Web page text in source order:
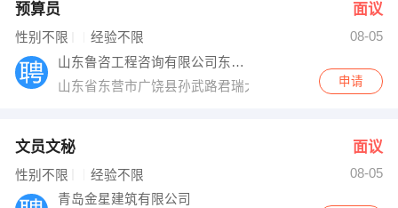
预算员 面议
性别不限 经验不限
08-05
山东鲁咨工程咨询有限公司东营分公司
山东省东营市广饶县孙武路君瑞大厦
申请
文员文秘 面议
性别不限 经验不限
08-05
青岛金星建筑有限公司